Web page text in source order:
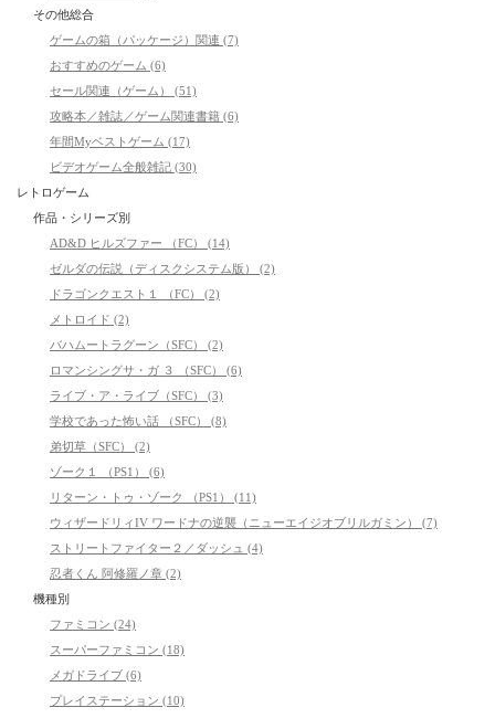
その他総合
ゲームの箱（パッケージ）関連 (7)
おすすめのゲーム (6)
セール関連（ゲーム） (51)
攻略本／雑誌／ゲーム関連書籍 (6)
年間Myベストゲーム (17)
ビデオゲーム全般雑記 (30)
レトロゲーム
作品・シリーズ別
AD&D ヒルズファー （FC） (14)
ゼルダの伝説（ディスクシステム版） (2)
ドラゴンクエスト１ （FC） (2)
メトロイド (2)
バハムートラグーン（SFC） (2)
ロマンシングサ・ガ ３ （SFC） (6)
ライブ・ア・ライブ（SFC） (3)
学校であった怖い話 （SFC） (8)
弟切草（SFC） (2)
ゾーク１ （PS1） (6)
リターン・トゥ・ゾーク （PS1） (11)
ウィザードリィIV ワードナの逆襲（ニューエイジオブリルガミン） (7)
ストリートファイター２／ダッシュ (4)
忍者くん 阿修羅ノ章 (2)
機種別
ファミコン (24)
スーパーファミコン (18)
メガドライブ (6)
プレイステーション (10)